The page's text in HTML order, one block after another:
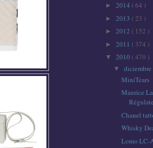
► 2014 ( 64 )
► 2013 ( 23 )
► 2012 ( 152 )
► 2011 ( 374 )
▼ 2010 ( 470 )
▼ diciembre
MiniTears
Maurice
Chanel
Whisky
Lomo LC-